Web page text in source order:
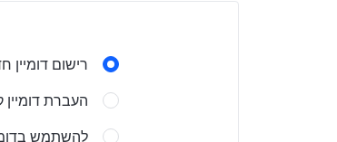
רישום דומיין
העברת
להשתמש